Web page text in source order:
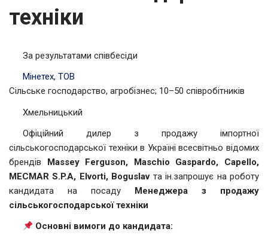
техніки
За результатами співбесіди
Мінетех, ТОВ
Сільське господарство, агробізнес; 10–50 співробітників
Хмельницький
Офіційний дилер з продажу імпортної
сільськогосподарської техніки в Україні всесвітньо відомих
брендів Massey Ferguson, Maschio Gaspardo, Capello,
MECMAR S.P.A, Elvorti, Boguslav та ін.запрошує на роботу
кандидата на посаду Менеджера з продажу
сільськогосподарської техніки
Основні вимоги до кандидата: